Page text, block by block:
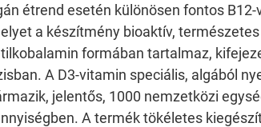
étrend esetén különösen fontos B12-
a készítmény bioaktív, természetes
formában tartalmaz,
A D3-vitamin speciális, algából
jelentős, 1000 nemzetközi
A termék tökéletes